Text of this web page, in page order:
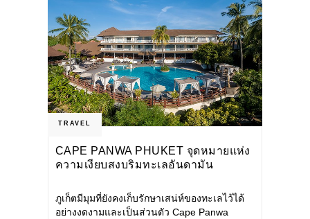
TRAVEL
CAPE PANWA PHUKET จุดหมายแห่ง
ความเงียบสงบริมทะเลอันดามัน
ภูเก็ตมีมุมที่ยังคงเก็บรักษาเสน่ห์ของทะเลไว้ได้
อย่างงดงามและเป็นส่วนตัว Cape Panwa